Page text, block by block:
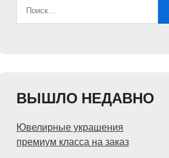
ВЫШЛО НЕДАВНО
Ювелирные украшения
премиум класса на заказ